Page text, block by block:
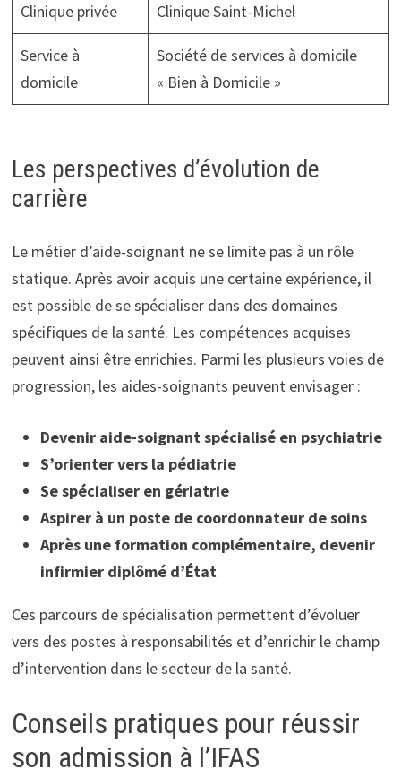
Clinique privée Clinique Saint-Michel
Service à
domicile
Société de services à domicile
« Bien à Domicile »
Les perspectives d’évolution de
carrière
Le métier d’aide-soignant ne se limite pas à un rôle
statique. Après avoir acquis une certaine expérience, il
est possible de se spécialiser dans des domaines
spécifiques de la santé. Les compétences acquises
peuvent ainsi être enrichies. Parmi les plusieurs voies de
progression, les aides-soignants peuvent envisager :
Devenir aide-soignant spécialisé en psychiatrie
S’orienter vers la pédiatrie
Se spécialiser en gériatrie
Aspirer à un poste de coordonnateur de soins
Après une formation complémentaire, devenir
infirmier diplômé d’État
Ces parcours de spécialisation permettent d’évoluer
vers des postes à responsabilités et d’enrichir le champ
d’intervention dans le secteur de la santé.
Conseils pratiques pour réussir
son admission à l’IFAS